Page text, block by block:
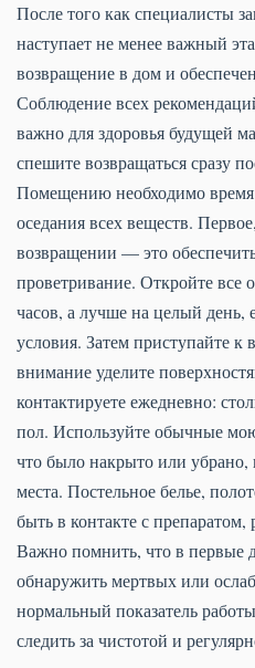
После того как специалисты
наступает не менее важный
возвращение в дом и
Соблюдение всех
важно для здоровья будущей
спешите возвращаться сразу
Помещению необходимо время
оседания всех веществ.
возвращении — это
проветривание. Откройте все
часов, а лучше на целый день,
условия. Затем приступайте
внимание уделите
контактируете ежедневно:
пол. Используйте обычные
что было накрыто или убрано,
места. Постельное белье,
быть в контакте с препаратом,
Важно помнить, что в первые
обнаружить мертвых или
нормальный показатель
следить за чистотой и